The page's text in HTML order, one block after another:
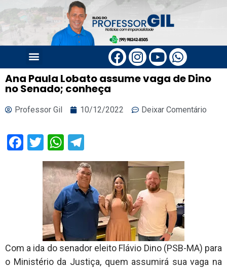
Ana Paula Lobato assume vaga de Dino
no Senado; conheça
Professor Gil 10/12/2022 Deixar Comentário
Facebook
TwitterWhatsApp
Com a ida do senador eleito Flávio Dino (PSB-MA) para
o Ministério da Justiça, quem assumirá sua vaga na